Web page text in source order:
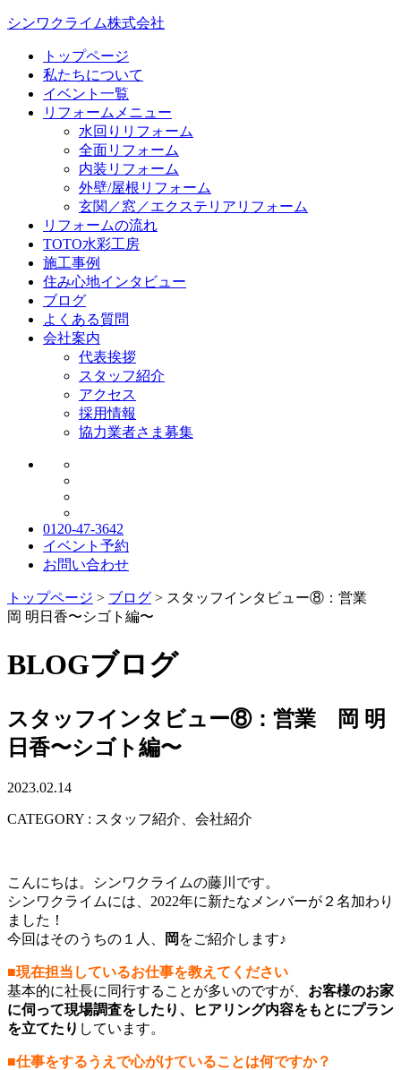
シンワクライム株式会社
トップページ
私たちについて
イベント一覧
リフォームメニュー
水回りリフォーム
全面リフォーム
内装リフォーム
外壁/屋根リフォーム
玄関／窓／エクステリアリフォーム
リフォームの流れ
TOTO水彩工房
施工事例
住み心地インタビュー
ブログ
よくある質問
会社案内
代表挨拶
スタッフ紹介
アクセス
採用情報
協力業者さま募集
0120-47-3642
イベント予約
お問い合わせ
トップページ > ブログ > スタッフインタビュー⑧：営業
岡 明日香〜シゴト編〜
BLOGブログ
スタッフインタビュー⑧：営業 岡 明
日香〜シゴト編〜
2023.02.14
CATEGORY : スタッフ紹介、会社紹介
こんにちは。シンワクライムの藤川です。
シンワクライムには、2022年に新たなメンバーが２名加わり
ました！
今回はそのうちの１人、
岡 をご紹介します♪
■現在担当しているお仕事を教えてください
基本的に社長に同行することが多いのですが、 お客様のお家
に伺って現場調査をしたり、ヒアリング内容をもとにプラン
を立てたり しています。
■仕事をするうえで心がけていることは何ですか？